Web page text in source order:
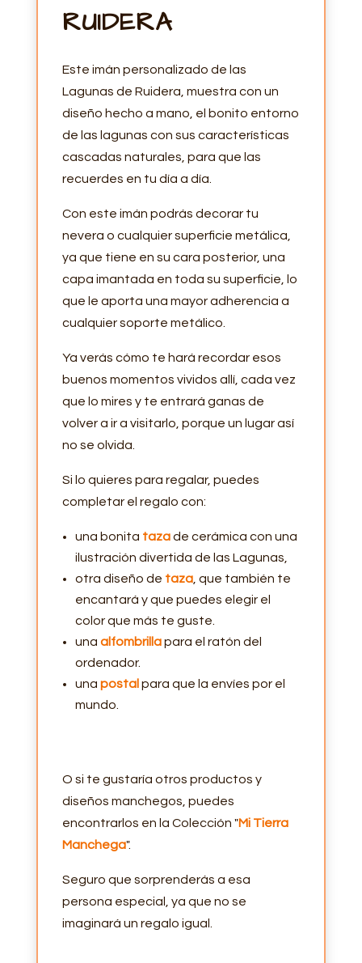
RUIDERA
Este imán personalizado de las
Lagunas de Ruidera, muestra con un
diseño hecho a mano, el bonito entorno
de las lagunas con sus características
cascadas naturales, para que las
recuerdes en tu día a día.
Con este imán podrás decorar tu
nevera o cualquier superficie metálica,
ya que tiene en su cara posterior, una
capa imantada en toda su superficie, lo
que le aporta una mayor adherencia a
cualquier soporte metálico.
Ya verás cómo te hará recordar esos
buenos momentos vividos allí, cada vez
que lo mires y te entrará ganas de
volver a ir a visitarlo, porque un lugar así
no se olvida.
Si lo quieres para regalar, puedes
completar el regalo con:
una bonita taza de cerámica con una
ilustración divertida de las Lagunas,
otra diseño de taza, que también te
encantará y que puedes elegir el
color que más te guste.
una alfombrilla para el ratón del
ordenador.
una postal para que la envíes por el
mundo.
O si te gustaría otros productos y
diseños manchegos, puedes
encontrarlos en la Colección "Mi Tierra
Manchega".
Seguro que sorprenderás a esa
persona especial, ya que no se
imaginará un regalo igual.